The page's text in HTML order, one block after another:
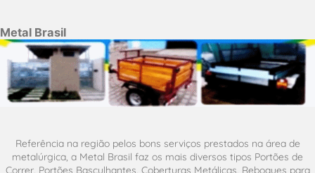
Metal Brasil
Referência na região pelos bons serviços prestados na área de
metalúrgica, a Metal Brasil faz os mais diversos tipos Portões de
Correr, Portões Basculhantes, Coberturas Metálicas, Reboques para